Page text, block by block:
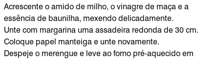
Acrescente o amido de milho, o vinagre de maça e a
essência de baunilha, mexendo delicadamente.
Unte com margarina uma assadeira redonda de 30 cm.
Coloque papel manteiga e unte novamente.
Despeje o merengue e leve ao forno pré-aquecido em